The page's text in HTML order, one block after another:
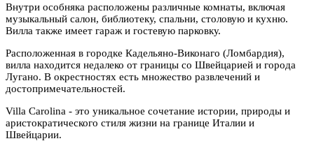
Внутри особняка расположены различные комнаты, включая
музыкальный салон, библиотеку, спальни, столовую и кухню.
Вилла также имеет гараж и гостевую парковку.
Расположенная в городке Кадельяно-Виконаго (Ломбардия),
вилла находится недалеко от границы со Швейцарией и города
Лугано. В окрестностях есть множество развлечений и
достопримечательностей.
Villa Carolina - это уникальное сочетание истории, природы и
аристократического стиля жизни на границе Италии и
Швейцарии.